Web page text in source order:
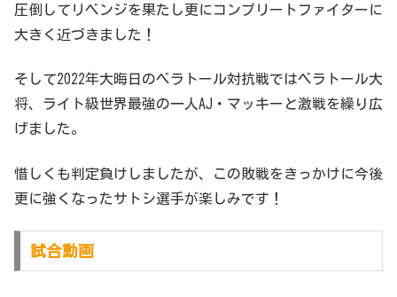
圧倒してリベンジを果たし更にコンプリートファイターに
大きく近づきました！
そして2022年大晦日のベラトール対抗戦ではベラトール大
将、ライト級世界最強の一人AJ・マッキーと激戦を繰り広
げました。
惜しくも判定負けしましたが、この敗戦をきっかけに今後
更に強くなったサトシ選手が楽しみです！
試合動画